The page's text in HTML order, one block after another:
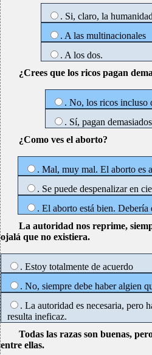
. Si, claro, la
. A las multinacionales
. A los dos.
¿Crees que los ricos pagan
. No, los ricos incluso
. Sí, pagan
¿Como ves el aborto?
. Mal, muy mal. El aborto es
. Se puede despenalizar en
. El aborto está bien. Debería
La autoridad nos reprime,
ojalá que no existiera.
. Estoy totalmente de acuerdo
. No, siempre debe haber algien
. La autoridad es necesaria, pero
resulta ineficaz.
Todas las razas son buenas,
entre ellas.